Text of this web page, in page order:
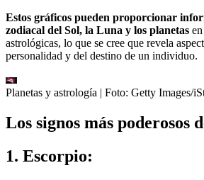
Estos gráficos pueden proporcionar
zodiacal del Sol, la Luna y los planetas
astrológicas, lo que se cree que revela
personalidad y del destino de un individuo.
Planetas y astrología | Foto: Getty Images/
Los signos más poderosos
1. Escorpio: